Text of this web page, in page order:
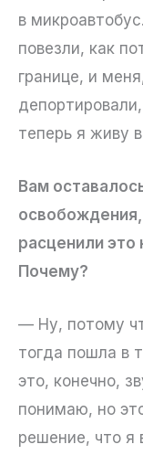
в
повезли, как
границе, и
теперь я живу
Вам
расценили это
Почему?
— Ну, потому
тогда пошла в
это, конечно,
понимаю, но
решение, что я